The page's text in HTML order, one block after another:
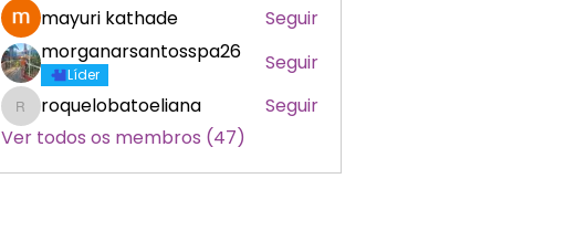
mayuri kathade
Seguir
morganarsantosspa26
Líder Seguir
roquelobatoeliana
roquelobatoeliana
Seguir
Ver todos os membros (47)